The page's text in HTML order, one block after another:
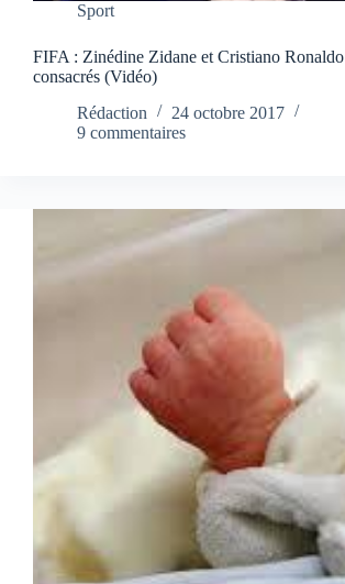
Sport
FIFA : Zinédine Zidane et Cristiano Ronaldo
consacrés (Vidéo)
Rédaction
24 octobre 2017
9 commentaires